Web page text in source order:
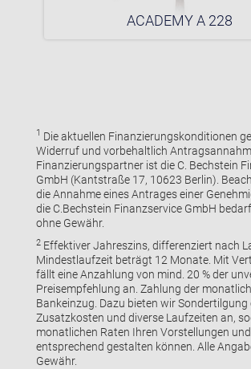
ACADEMY A 228
1 Die aktuellen Finanzierungskonditionen
Widerruf und vorbehaltlich
Finanzierungspartner ist die C. Bechstein
GmbH (Kantstraße 17, 10623 Berlin).
die Annahme eines Antrages einer
die C.Bechstein Finanzservice GmbH
ohne Gewähr.
2Effektiver Jahreszins, differenziert nach
Mindestlaufzeit beträgt 12 Monate. Mit
fällt eine Anzahlung von mind. 20 % der
Preisempfehlung an. Zahlung der
Bankeinzug. Dazu bieten wir Sondertilgung
Zusatzkosten und diverse Laufzeiten an,
monatlichen Raten Ihren Vorstellungen
entsprechend gestalten können. Alle
Gewähr.